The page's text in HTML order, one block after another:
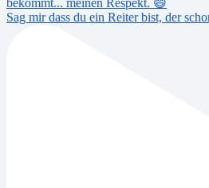
Sag mir dass du ein Reiter bist, der